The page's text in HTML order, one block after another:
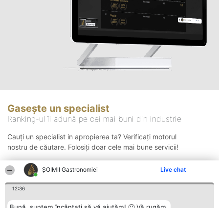
ȘOIMII Gastronomiei Live chat
12:36
Gasește un specialist
Ranking-ul îi adună pe cei mai buni din industrie
Cauți un specialist in apropierea ta? Verificați motorul
nostru de căutare. Folosiți doar cele mai bune servicii!